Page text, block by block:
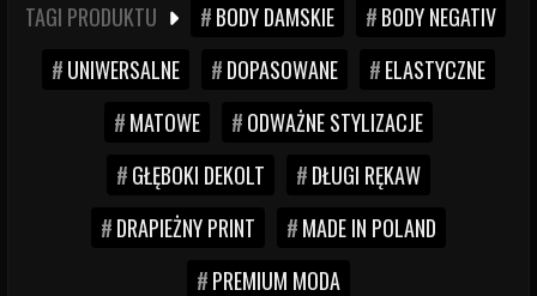
TAGI PRODUKTU BODY DAMSKIE
BODY NEGATIV
UNIWERSALNE
DOPASOWANE
ELASTYCZNE
MATOWE
ODWAŻNE STYLIZACJE
GŁĘBOKI DEKOLT
DŁUGI RĘKAW
DRAPIEŻNY PRINT
MADE IN POLAND
PREMIUM MODA